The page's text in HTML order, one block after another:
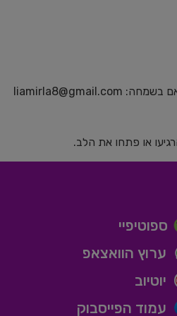
בשמחה: liamirla8@gmail.com
או פתחו את הלב.
ספוטיפיי
ערוץ הוואצאפ
יוטיוב
עמוד הפייסבוק